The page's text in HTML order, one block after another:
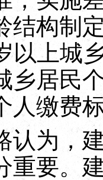
结构制
以上城
乡居民
人缴费
为，建
重要。